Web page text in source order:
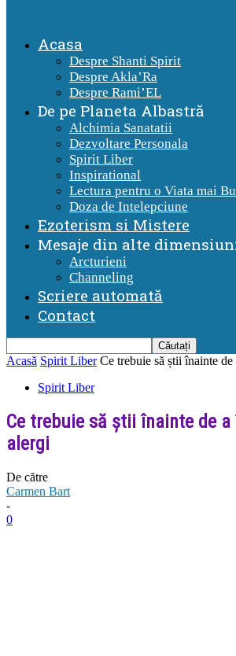
Acasa
Despre Shanti Spirit
Despre Akla’Ra
Despre Rami’EL
De pe Planeta Albastră
Alchimia Sanatatii
Dezvoltare Personala
Spirit Liber
Inspirational
Lectura pentru o Viata mai
Doza de Intelepciune
Ezoterism si Mistere
Mesaje din alte
Arcturieni
Channeling
Scriere automată
Contact
Acasă Spirit Liber Ce trebuie să știi înainte de
Spirit Liber
Ce trebuie să știi înainte de a
alergi
De către
Carmen Bart
-
0